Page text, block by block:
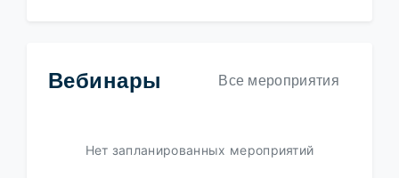
Вебинары Все мероприятия
Нет запланированных мероприятий